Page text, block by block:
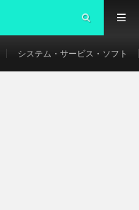
システム・サービス・ソフト